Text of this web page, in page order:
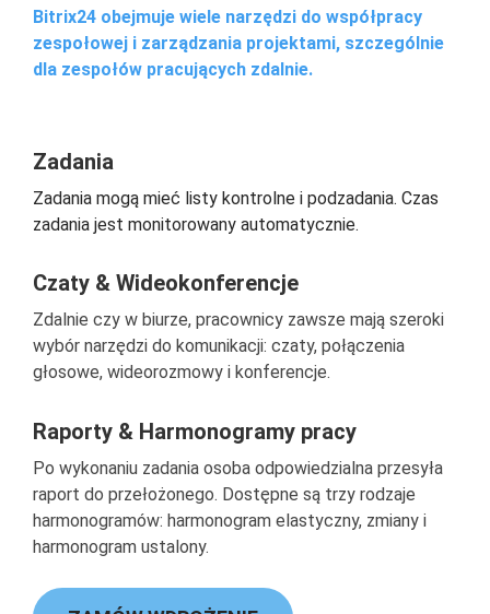
Bitrix24 obejmuje wiele narzędzi do współpracy
zespołowej i zarządzania projektami, szczególnie
dla zespołów pracujących zdalnie.
Zadania
Zadania mogą mieć listy kontrolne i podzadania. Czas
zadania jest monitorowany automatycznie.
Czaty & Wideokonferencje
Zdalnie czy w biurze, pracownicy zawsze mają szeroki
wybór narzędzi do komunikacji: czaty, połączenia
głosowe, wideorozmowy i konferencje.
Raporty & Harmonogramy pracy
Po wykonaniu zadania osoba odpowiedzialna przesyła
raport do przełożonego. Dostępne są trzy rodzaje
harmonogramów: harmonogram elastyczny, zmiany i
harmonogram ustalony.